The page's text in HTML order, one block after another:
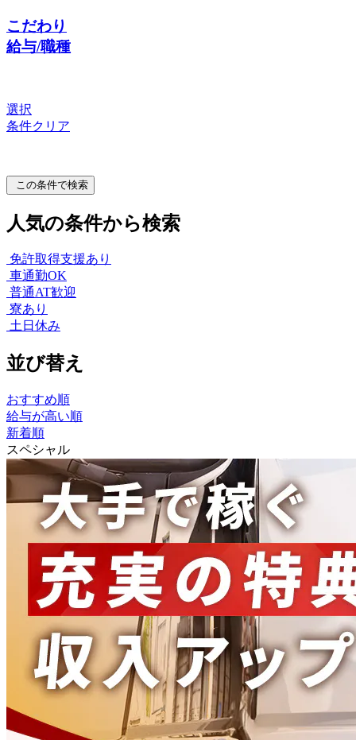
こだわり
給与/職種
選択
条件クリア
この条件で検索
人気の条件から検索
免許取得支援あり
車通勤OK
普通AT歓迎
寮あり
土日休み
並び替え
おすすめ順
給与が高い順
新着順
スペシャル